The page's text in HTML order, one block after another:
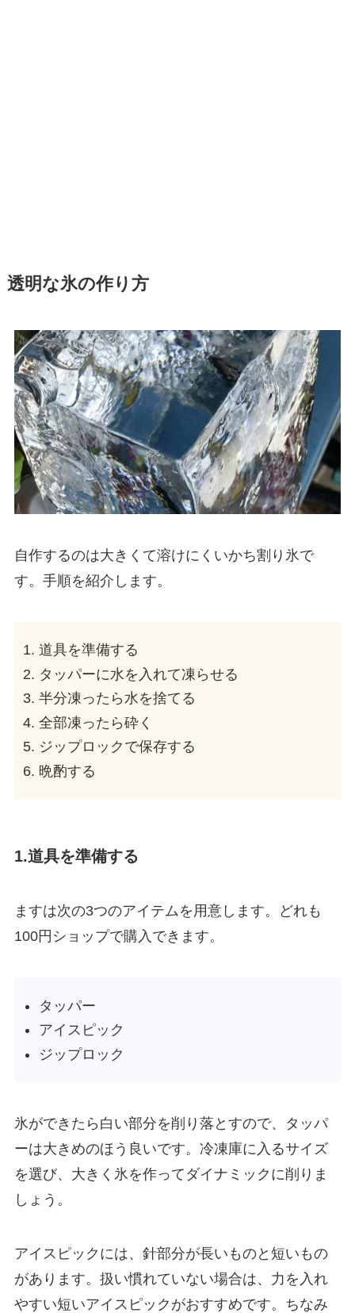
透明な氷の作り方
自作するのは大きくて溶けにくいかち割り氷で
す。手順を紹介します。
道具を準備する
タッパーに水を入れて凍らせる
半分凍ったら水を捨てる
全部凍ったら砕く
ジップロックで保存する
晩酌する
1.道具を準備する
ますは次の3つのアイテムを用意します。どれも
100円ショップで購入できます。
タッパー
アイスピック
ジップロック
氷ができたら白い部分を削り落とすので、タッパ
ーは大きめのほう良いです。冷凍庫に入るサイズ
を選び、大きく氷を作ってダイナミックに削りま
しょう。
アイスピックには、針部分が長いものと短いもの
があります。扱い慣れていない場合は、力を入れ
やすい短いアイスピックがおすすめです。ちなみ